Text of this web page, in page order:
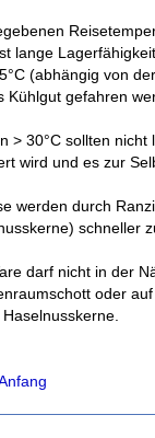
lange
(abhängig von
Kühlgut gefahren
> 30°C sollten
wird und es zur
werden durch
schneller
darf nicht in der
oder